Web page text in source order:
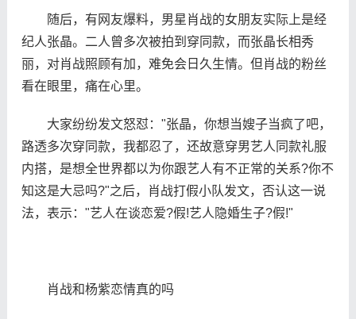
随后，有网友爆料，男星肖战的女朋友实际上是经
纪人张晶。二人曾多次被拍到穿同款，而张晶长相秀
丽，对肖战照顾有加，难免会日久生情。但肖战的粉丝
看在眼里，痛在心里。
大家纷纷发文怒怼："张晶，你想当嫂子当疯了吧，
路透多次穿同款，我都忍了，还故意穿男艺人同款礼服
内搭，是想全世界都以为你跟艺人有不正常的关系?你不
知这是大忌吗?"之后，肖战打假小队发文，否认这一说
法，表示："艺人在谈恋爱?假!艺人隐婚生子?假!"
肖战和杨紫恋情真的吗